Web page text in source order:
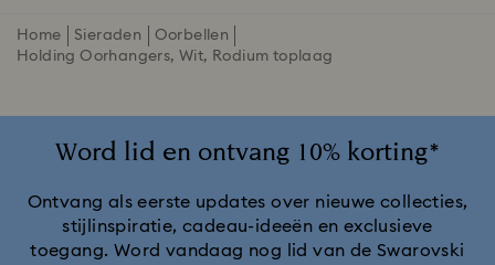
Home Sieraden
Oorbellen
Holding Oorhangers, Wit, Rodium toplaag
Word lid en ontvang 10% korting*
Ontvang als eerste updates over nieuwe collecties,
stijlinspiratie, cadeau-ideeën en exclusieve
toegang. Word vandaag nog lid van de Swarovski